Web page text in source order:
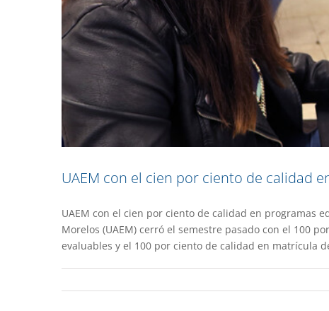
UAEM con el cien por ciento de calidad
UAEM con el cien por ciento de calidad en programas
Morelos (UAEM) cerró el semestre pasado con el 100
evaluables y el 100 por ciento de calidad en matrícula
Inicia el
Destacado